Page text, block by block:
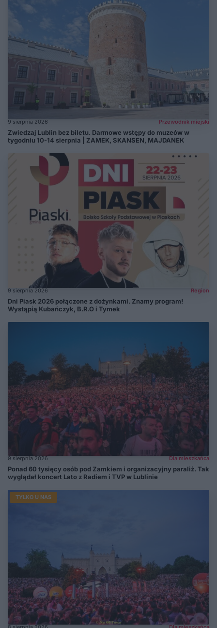
9 sierpnia 2026 Przewodnik miejski
Zwiedzaj Lublin bez biletu. Darmowe wstępy do muzeów w
tygodniu 10-14 sierpnia | ZAMEK, SKANSEN, MAJDANEK
9 sierpnia 2026 Region
Dni Piask 2026 połączone z dożynkami. Znamy program!
Wystąpią Kubańczyk, B.R.O i Tymek
9 sierpnia 2026 Dla mieszkańca
Ponad 60 tysięcy osób pod Zamkiem i organizacyjny paraliż. Tak
wyglądał koncert Lato z Radiem i TVP w Lublinie
TYLKO U NAS